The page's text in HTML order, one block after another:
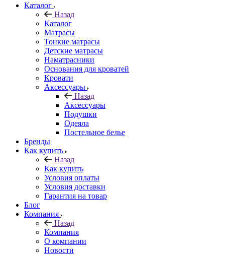
Каталог
Назад
Каталог
Матрасы
Тонкие матрасы
Детские матрасы
Наматрасники
Основания для кроватей
Кровати
Аксессуары
Назад
Аксессуары
Подушки
Одеяла
Постельное белье
Бренды
Как купить
Назад
Как купить
Условия оплаты
Условия доставки
Гарантия на товар
Блог
Компания
Назад
Компания
О компании
Новости